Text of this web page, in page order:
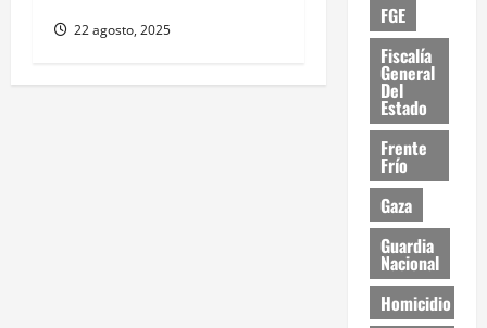
22 agosto, 2025
FGE
Fiscalía
General
Del
Estado
Frente
Frío
Gaza
Guardia
Nacional
Homicidio